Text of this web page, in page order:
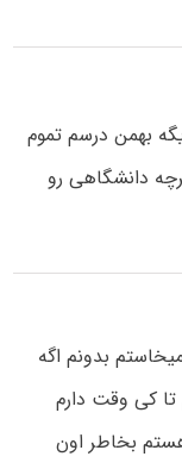
بهمن درسم تموم
دانشگاهی رو
بدونم اگه
کی وقت دارم
بدم چون من ۹ ترمه هستم بخاطر اون